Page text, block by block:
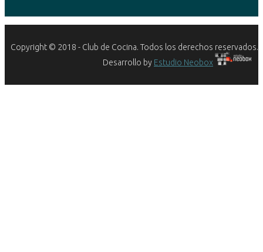
Copyright © 2018 - Club de Cocina. Todos los derechos reservados.
Desarrollo by Estudio Neobox